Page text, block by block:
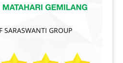
SARASWANTI GROUP